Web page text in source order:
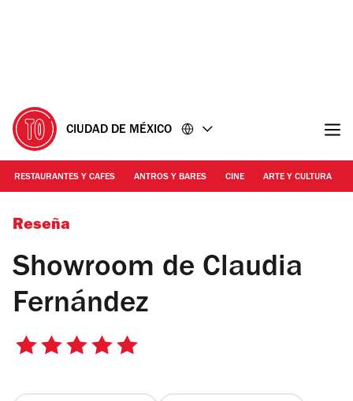
CIUDAD DE MÉXICO
RESTAURANTES Y CAFES ANTROS Y BARES CINE ARTE Y CULTURA
Foto: Alejandra Carbajal
Reseña
Showroom de Claudia
Fernández
5